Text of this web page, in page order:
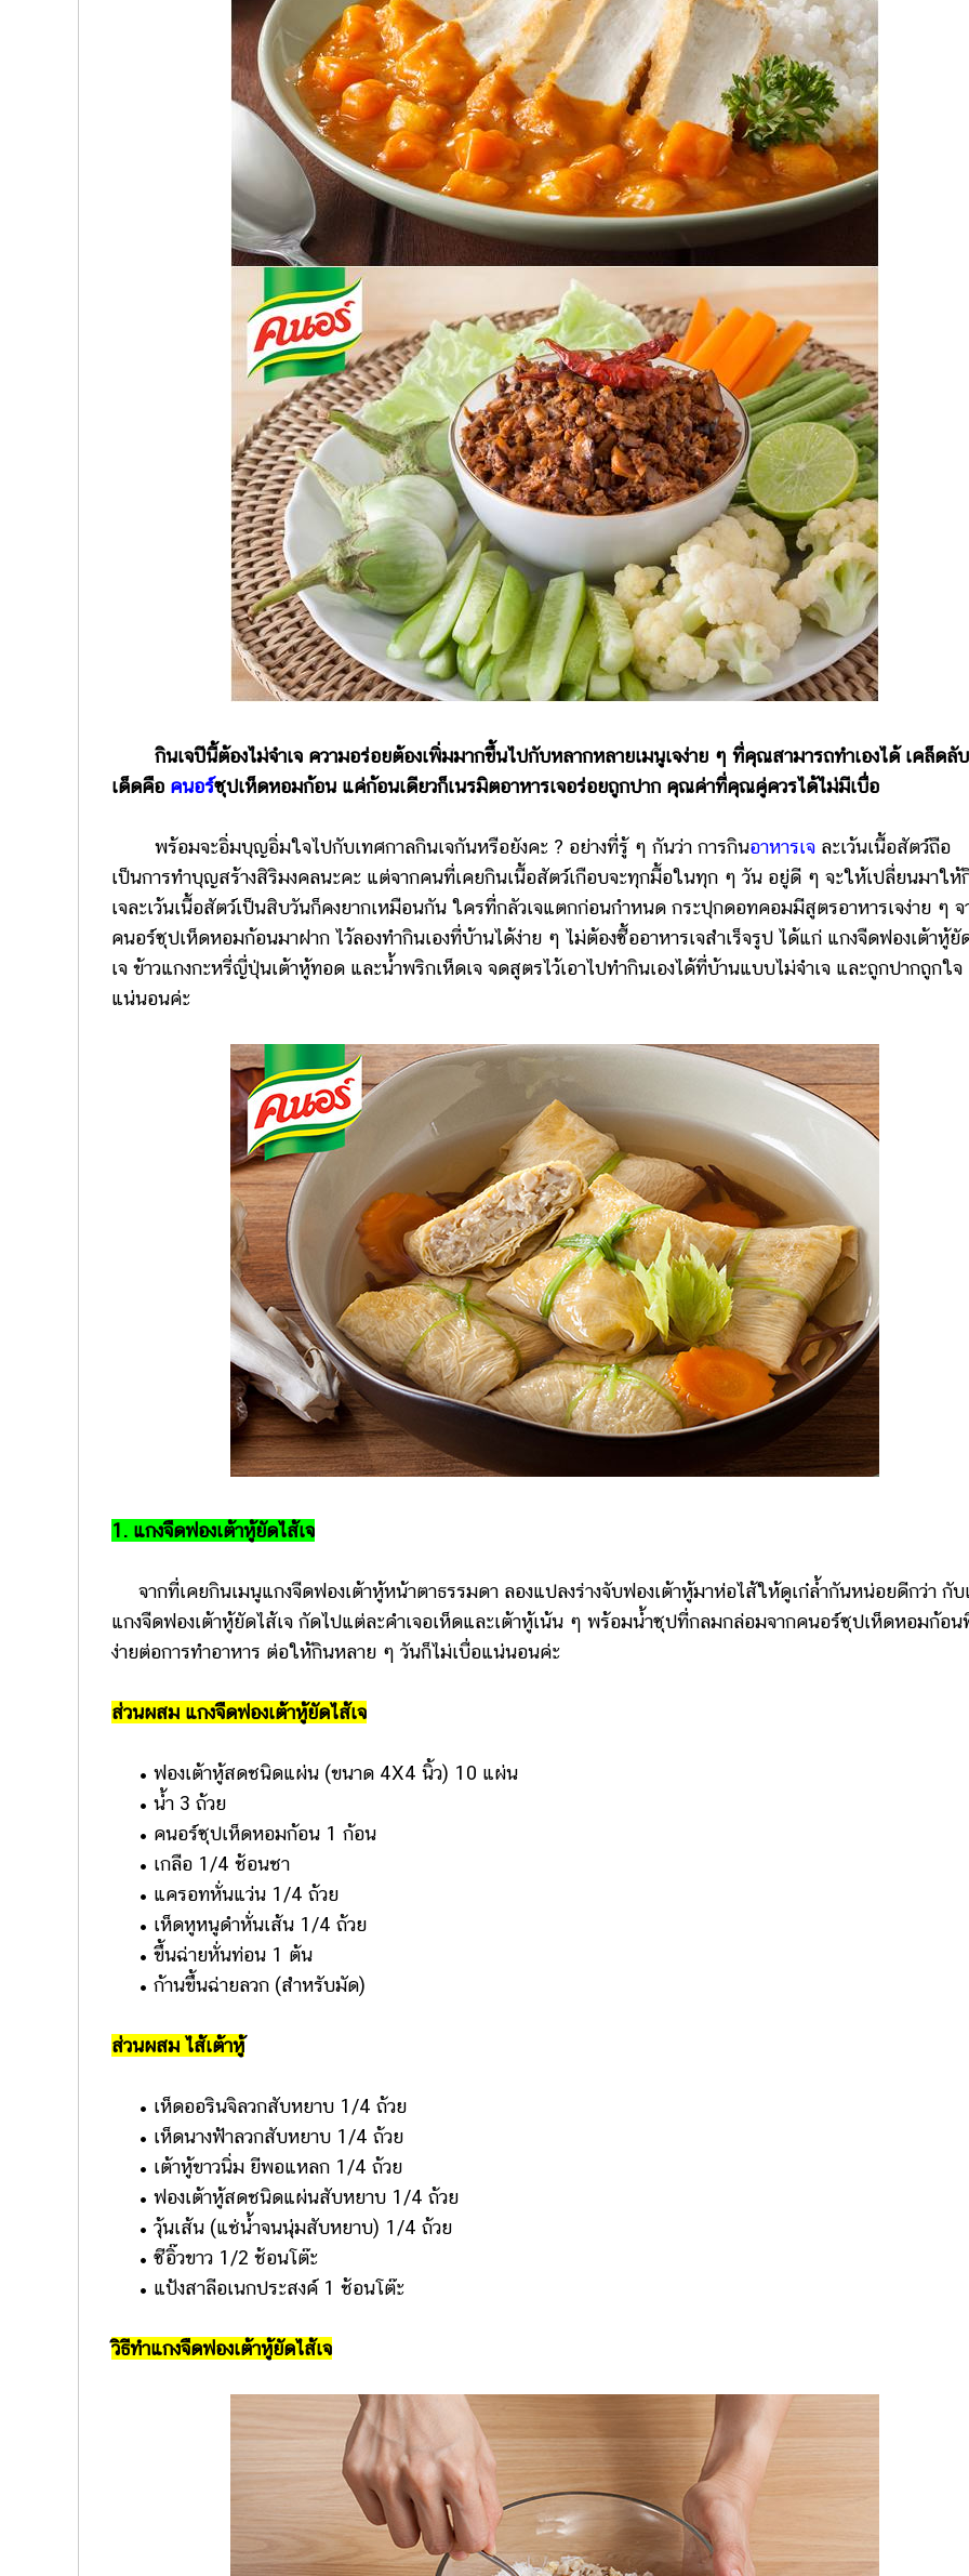
กินเจปีนี้ต้องไม่จำเจ ความอร่อยต้องเพิ่มมากขึ้นไปกับหลากหลายเมนูเจง่าย ๆ ที่คุณสามารถทำเองได้ เคล็ดลับ
เด็ดคือ คนอร์ซุปเห็ดหอมก้อน แค่ก้อนเดียวก็เนรมิตอาหารเจอร่อยถูกปาก คุณค่าที่คุณคู่ควรได้ไม่มีเบื่อ
พร้อมจะอิ่มบุญอิ่มใจไปกับเทศกาลกินเจกันหรือยังคะ ? อย่างที่รู้ ๆ กันว่า การกินอาหารเจ ละเว้นเนื้อสัตว์ถือ
เป็นการทำบุญสร้างสิริมงคลนะคะ แต่จากคนที่เคยกินเนื้อสัตว์เกือบจะทุกมื้อในทุก ๆ วัน อยู่ดี ๆ จะให้เปลี่ยนมาให้
เจละเว้นเนื้อสัตว์เป็นสิบวันก็คงยากเหมือนกัน ใครที่กลัวเจแตกก่อนกำหนด กระปุกดอทคอมมีสูตรอาหารเจง่าย ๆ จ
คนอร์ซุปเห็ดหอมก้อนมาฝาก ไว้ลองทำกินเองที่บ้านได้ง่าย ๆ ไม่ต้องซื้ออาหารเจสำเร็จรูป ได้แก่ แกงจืดฟองเต้าหู้ยั
เจ ข้าวแกงกะหรี่ญี่ปุ่นเต้าหู้ทอด และน้ำพริกเห็ดเจ จดสูตรไว้เอาไปทำกินเองได้ที่บ้านแบบไม่จำเจ และถูกปากถูกใจ
แน่นอนค่ะ
1. แกงจืดฟองเต้าหู้ยัดไส้เจ
จากที่เคยกินเมนูแกงจืดฟองเต้าหู้หน้าตาธรรมดา ลองแปลงร่างจับฟองเต้าหู้มาห่อไส้ให้ดูเก๋ล้ำกันหน่อยดีกว่า กับ
แกงจืดฟองเต้าหู้ยัดไส้เจ กัดไปแต่ละคำเจอเห็ดและเต้าหู้เน้น ๆ พร้อมน้ำซุปที่กลมกล่อมจากคนอร์ซุปเห็ดหอมก้อน
ง่ายต่อการทำอาหาร ต่อให้กินหลาย ๆ วันก็ไม่เบื่อแน่นอนค่ะ
ส่วนผสม แกงจืดฟองเต้าหู้ยัดไส้เจ
• ฟองเต้าหู้สดชนิดแผ่น (ขนาด 4X4 นิ้ว) 10 แผ่น
• น้ำ 3 ถ้วย
• คนอร์ซุปเห็ดหอมก้อน 1 ก้อน
• เกลือ 1/4 ช้อนชา
• แครอทหั่นแว่น 1/4 ถ้วย
• เห็ดหูหนูดำหั่นเส้น 1/4 ถ้วย
• ขึ้นฉ่ายหั่นท่อน 1 ต้น
• ก้านขึ้นฉ่ายลวก (สำหรับมัด)
ส่วนผสม ไส้เต้าหู้
• เห็ดออรินจิลวกสับหยาบ 1/4 ถ้วย
• เห็ดนางฟ้าลวกสับหยาบ 1/4 ถ้วย
• เต้าหู้ขาวนิ่ม ยีพอแหลก 1/4 ถ้วย
• ฟองเต้าหู้สดชนิดแผ่นสับหยาบ 1/4 ถ้วย
• วุ้นเส้น (แช่น้ำจนนุ่มสับหยาบ) 1/4 ถ้วย
• ซีอิ๊วขาว 1/2 ช้อนโต๊ะ
• แป้งสาลีอเนกประสงค์ 1 ช้อนโต๊ะ
วิธีทำแกงจืดฟองเต้าหู้ยัดไส้เจ